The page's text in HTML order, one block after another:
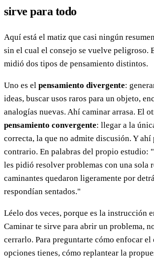
sirve para todo
Aquí está el matiz que casi ningún
sin el cual el consejo se vuelve peligroso.
midió dos tipos de pensamiento distintos.
Uno es el pensamiento divergente:
ideas, buscar usos raros para un objeto,
analogías nuevas. Ahí caminar arrasa. El
pensamiento convergente: llegar a la
correcta, la que no admite discusión. Y ahí
contrario. En palabras del propio estudio:
les pidió resolver problemas con una sola
caminantes quedaron ligeramente por
respondían sentados."
Léelo dos veces, porque es la instrucción
Caminar te sirve para abrir un problema,
cerrarlo. Para preguntarte cómo enfocar el
opciones tienes, cómo replantear la